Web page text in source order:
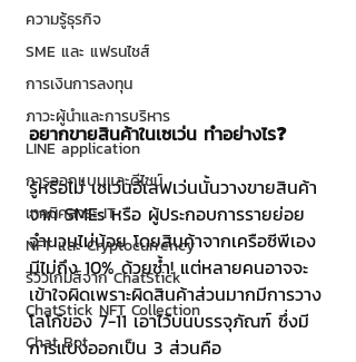
ความรู้ธุรกิจ
SME และ แฟรนไชส์
การเงินการลงทุน
ภาวะผู้นำและการบริหาร
LINE application
การออกแบบและดีไซน์
เทคนิคสาระ IT
NFT และ Cryptocurrency
รีวิวเกมส์จาก ChatStick
ChatStick NFT Collection
Chat Bot
อยากขายสินค้าในเซเว่น ทำอย่างไร❓
รู้หรือไม่ เซเว่นอีเลฟเว่นนั้นวางขายสินค้า
จาก SMEs หรือ ผู้ประกอบการรายย่อย
จำนวนไม่น้อย โดยสินค้าจากเครือซีพีเอง
มีไม่ถึง 10% ด้วยซ้ำ! แต่หลายคนอาจจะ
เข้าใจผิดเพราะผิดสินค้าส่วนมากมีการวาง
โลโก้ของ 7-11 เอาไว้บนบรรจุภัณฑ์ ซึ่งมี
การแบ่งออกเป็น 3 ส่วนคือ